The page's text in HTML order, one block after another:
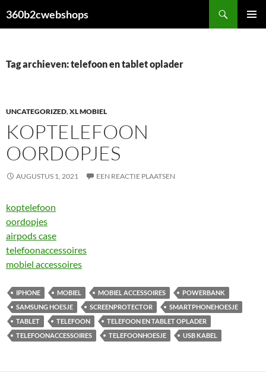
naar
360b2cwebshops
Tag archieven: telefoon en tablet oplader
UNCATEGORIZED,XL MOBIEL
KOPTELEFOON
OORDOPJES
AUGUSTUS 1, 2021 EEN REACTIE PLAATSEN
koptelefoon
oordopjes
airpods case
telefoonaccessoires
mobiel accessoires
IPHONE MOBIEL MOBIEL ACCESSOIRES
POWERBANK
SAMSUNG HOESJE
SCREENPROTECTOR
SMARTPHONEHOESJE
TABLET
TELEFOON
TELEFOON EN TABLET OPLADER
TELEFOONACCESSOIRES
TELEFOONHOESJE USB KABEL